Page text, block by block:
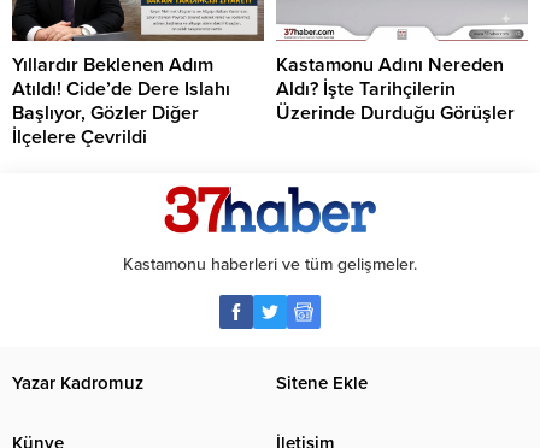
Yıllardır Beklenen Adım
Atıldı! Cide’de Dere Islahı
Başlıyor, Gözler Diğer
İlçelere Çevrildi
Kastamonu Adını Nereden
Aldı? İşte Tarihçilerin
Üzerinde Durduğu Görüşler
Kastamonu haberleri ve tüm gelişmeler.
Yazar Kadromuz Sitene Ekle
Künye İletişim